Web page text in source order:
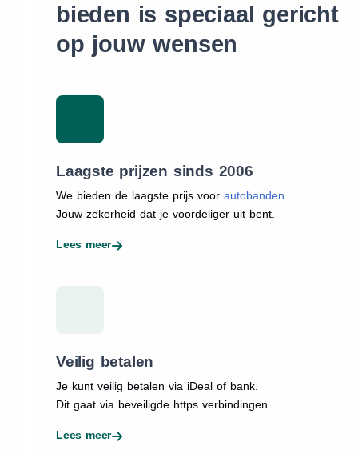
bieden is speciaal gericht
op jouw wensen
Laagste prijzen sinds 2006
We bieden de laagste prijs voor autobanden
Jouw zekerheid dat je voordeliger uit bent.
Lees meer
Veilig betalen
Je kunt veilig betalen via iDeal of bank.
Dit gaat via beveiligde https verbindingen.
Lees meer